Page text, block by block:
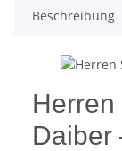
Beschreibung
Herren
Daiber